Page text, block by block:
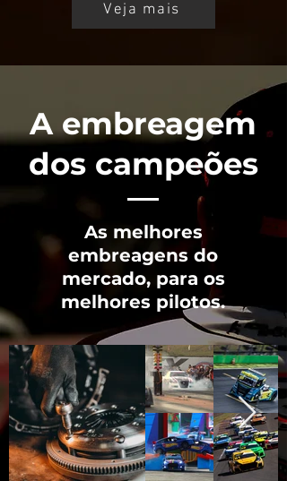
Veja mais
A embreagem
dos campeões
As melhores
embreagens do
mercado, para os
melhores pilotos.